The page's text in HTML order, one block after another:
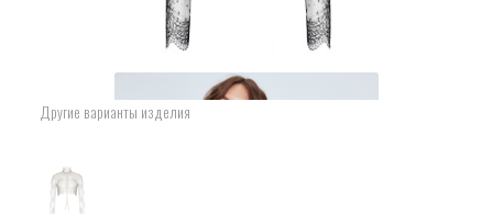
Другие варианты изделия